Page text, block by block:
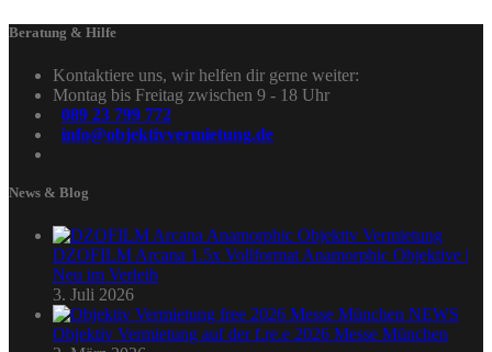
Beratung & Hilfe
Kontaktiere uns, wir helfen dir gerne weiter:
Montag bis Freitag zwischen 9 - 18 Uhr
089 23 799 772
info@objektivvermietung.de
News & Blog
DZOFILM Arcana 1.5x Vollformat Anamorphic Objektive |
Neu im Verleih
3. Juli 2026
Objektiv Vermietung auf der f.re.e 2026 Messe München